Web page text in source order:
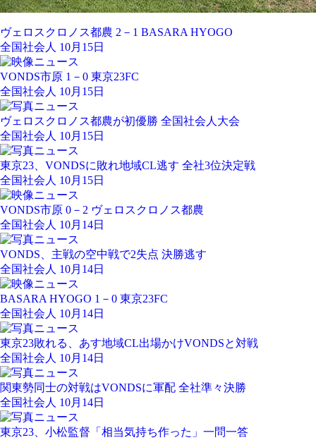
ヴェロスクロノス都農 2－1 BASARA HYOGO
全国社会人 10月15日
VONDS市原 1－0 東京23FC
全国社会人 10月15日
ヴェロスクロノス都農が初優勝 全国社会人大会
全国社会人 10月15日
東京23、VONDSに敗れ地域CL逃す 全社3位決定戦
全国社会人 10月15日
VONDS市原 0－2 ヴェロスクロノス都農
全国社会人 10月14日
VONDS、主戦の空中戦で2失点 決勝逃す
全国社会人 10月14日
BASARA HYOGO 1－0 東京23FC
全国社会人 10月14日
東京23敗れる、あす地域CL出場かけVONDSと対戦
全国社会人 10月14日
関東勢同士の対戦はVONDSに軍配 全社準々決勝
全国社会人 10月14日
東京23、小松監督「相当気持ち作った」一問一答